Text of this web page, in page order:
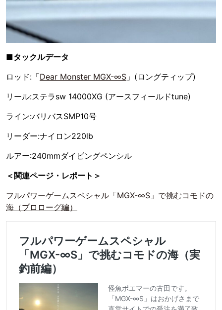
■タックルデータ
ロッド:「Dear Monster MGX-∞S 」(ロングティップ)
リール:ステラsw 14000XG (アースフィールドtune)
ライン:バリバスSMP10号
リーダー:ナイロン220lb
ルアー:240mmダイビングペンシル
＜関連ページ・レポート＞
フルパワーゲームスペシャル「MGX-∞S」で挑むコモドの
海（プロローグ編）